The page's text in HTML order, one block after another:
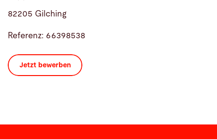
82205 Gilching
Referenz: 66398538
Jetzt bewerben